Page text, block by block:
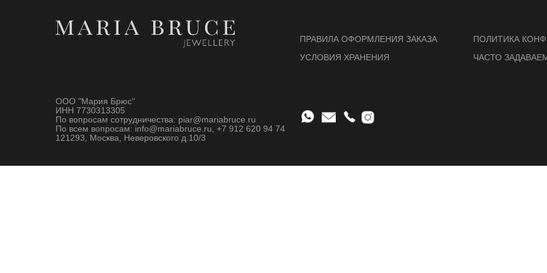
ПРАВИЛА ОФОРМЛЕНИЯ ЗАКАЗА
УСЛОВИЯ ХРАНЕНИЯ
ПОЛИТИКА
ЧАСТО
ООО "Мария Брюс"
ИНН 7730313305
По вопросам сотрудничества: piar@mariabruce.ru
По всем вопросам: info@mariabruce.ru, +7 912 620 94 74
121293, Москва, Неверовского д.10/3